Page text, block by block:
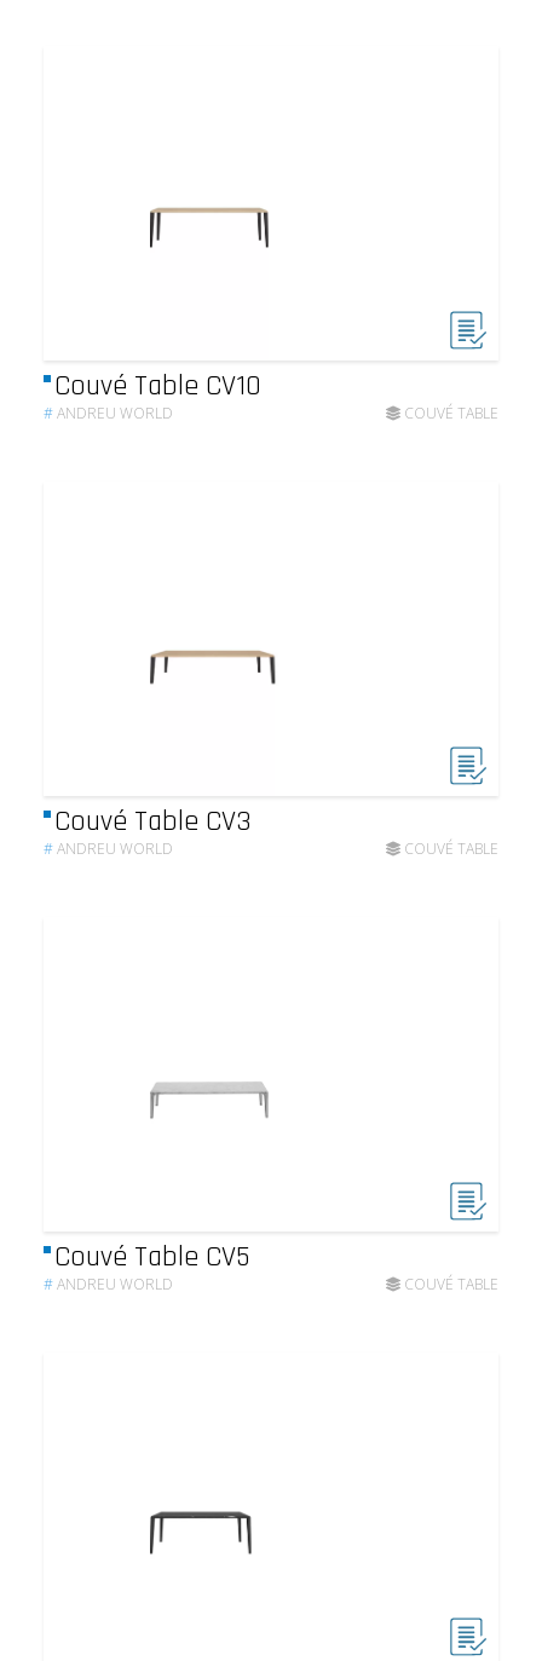
Couvé Table CV10
#ANDREU WORLD COUVÉ TABLE
Couvé Table CV3
#ANDREU WORLD COUVÉ TABLE
Couvé Table CV5
#ANDREU WORLD COUVÉ TABLE